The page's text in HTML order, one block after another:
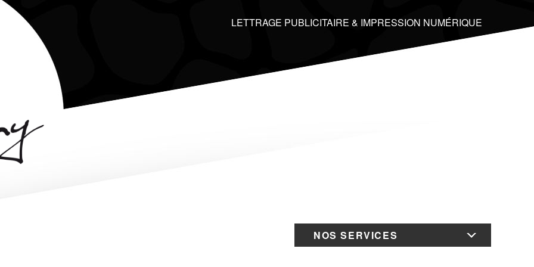
LETTRAGE PUBLICITAIRE & IMPRESSION NUMÉRIQUE
NOS SERVICES